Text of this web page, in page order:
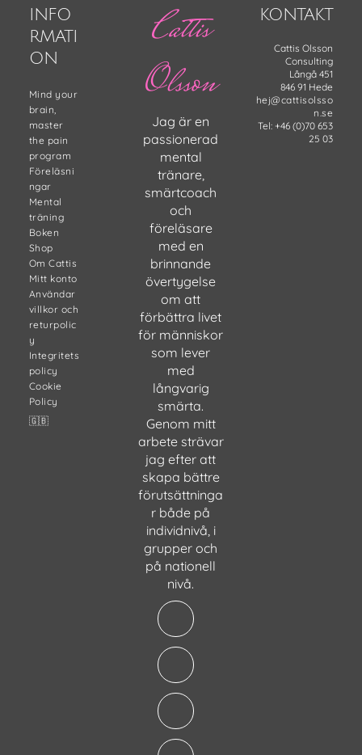
INFO
RMATI
ON
Mind your
brain,
master
the pain
program
Föreläsni
ngar
Mental
träning
Boken
Shop
Om Cattis
Mitt konto
Användar
villkor och
returpolic
y
Integritets
policy
Cookie
Policy
🇬🇧
Cattis
Olsson
Jag är en
passionerad
mental
tränare,
smärtcoach
och
föreläsare
med en
brinnande
övertygelse
om att
förbättra livet
för människor
som lever
med
långvarig
smärta.
Genom mitt
arbete strävar
jag efter att
skapa bättre
förutsättninga
r både på
individnivå, i
grupper och
på nationell
nivå.
KONTAKT
Cattis Olsson
Consulting
Långå 451
846 91 Hede
hej@cattisolsso
n.se
Tel: +46 (0)70 653
25 03